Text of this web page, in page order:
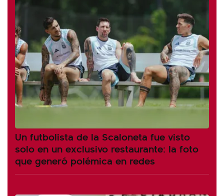
Un futbolista de la Scaloneta fue visto
solo en un exclusivo restaurante: la foto
que generó polémica en redes